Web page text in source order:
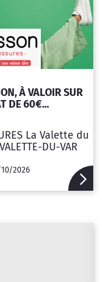
À VALOIR SUR
DE 60€...
La Valette du
DU-VAR
2026